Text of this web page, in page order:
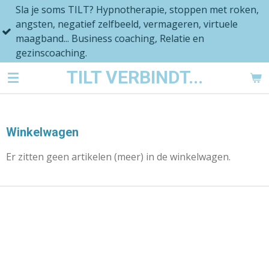
Ga
direct
naar
de
TILT VERBINDT...
soms TILT? Hypnotherapie, stoppen met roken,
negatief zelfbeeld, vermageren, virtuele
Business coaching, Relatie en
Winkelwagen
Er zitten geen artikelen (meer) in de winkelwagen.